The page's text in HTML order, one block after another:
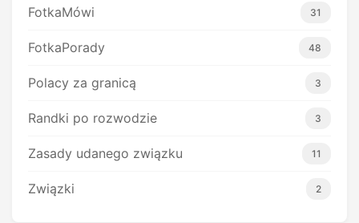
FotkaMówi 31
FotkaPorady 48
Polacy za granicą 3
Randki po rozwodzie 3
Zasady udanego związku 11
Związki 2